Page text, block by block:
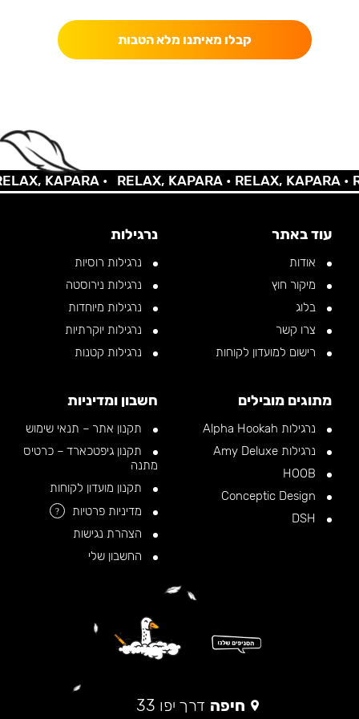
קבלו מאיתנו מלא הטבות
KAPARA • RELAX, KAPARA •RELAX, KAPARA •
עוד באתר
אודות
מיקור חוץ
בלוג
צרו קשר
רישום למועדון לקוחות
נרגילות
נרגילות רוסיות
נרגילות נירוסטה
נרגילות מיוחדות
נרגילות יוקרתיות
נרגילות קטנות
מתוגים מובילים
נרגילות Alpha Hookah
נרגילות Amy Deluxe
חשבון ומדיניות
תקנון אתר – תנאי שימוש
תקנון גיפטכארד – כרטיס
מתנה
תקנון מועדון לקוחות
מדיניות פרטיות
?
הצהרת נגישות
החשבון שלי
חיפה דרך יפו 33